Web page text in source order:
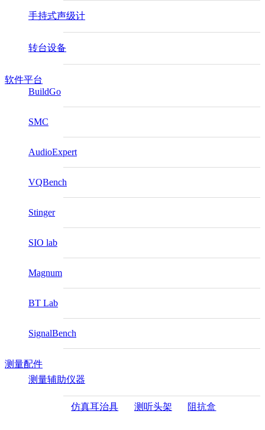
手持式声级计
转台设备
软件平台
BuildGo
SMC
AudioExpert
VQBench
Stinger
SIO lab
Magnum
BT Lab
SignalBench
测量配件
测量辅助仪器
仿真耳治具 测听头架 阻抗盒